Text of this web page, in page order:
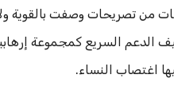
من تصريحات وصفت بالقوية
الدعم السريع كمجموعة
اغتصاب النساء.